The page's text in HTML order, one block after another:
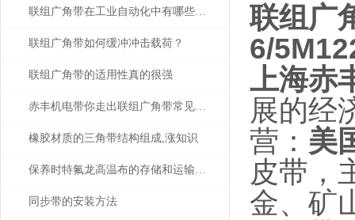
联组广角带在工业自动化中有哪些应用？
联组广角带如何缓冲冲击载荷？
联组广角带的适用性真的很强
赤丰机电带你走出联组广角带常见问题的困扰
橡胶材质的三角带结构组成,涨知识
保养时特氟龙高温布的存储和运输更要注意
同步带的安装方法
联组广
6/
上海赤
展的经
营 ： 美
皮带，
金、矿